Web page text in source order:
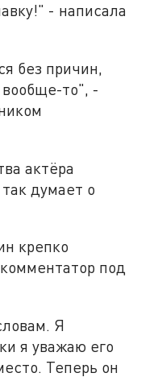
- написала
без причин,
вообще-то", -
актёра
думает о
крепко
под
Я
я уважаю его
Теперь он